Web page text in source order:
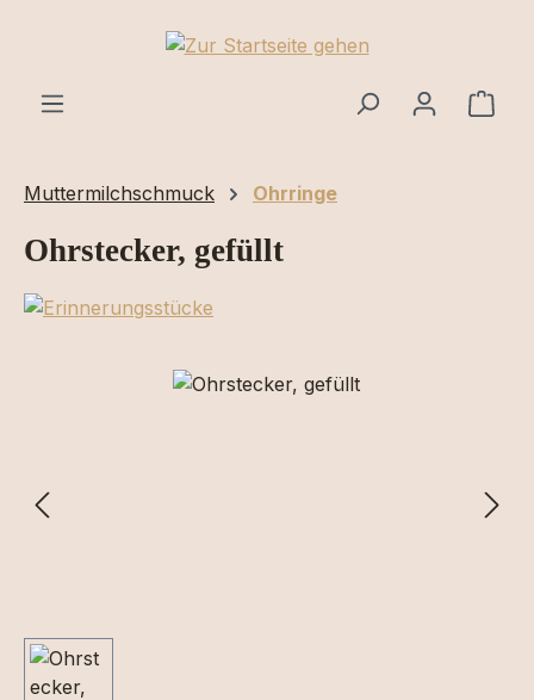
Zum Hauptinhalt springen
Muttermilchschmuck Ohrringe
Ohrstecker, gefüllt
Bildergalerie überspringen